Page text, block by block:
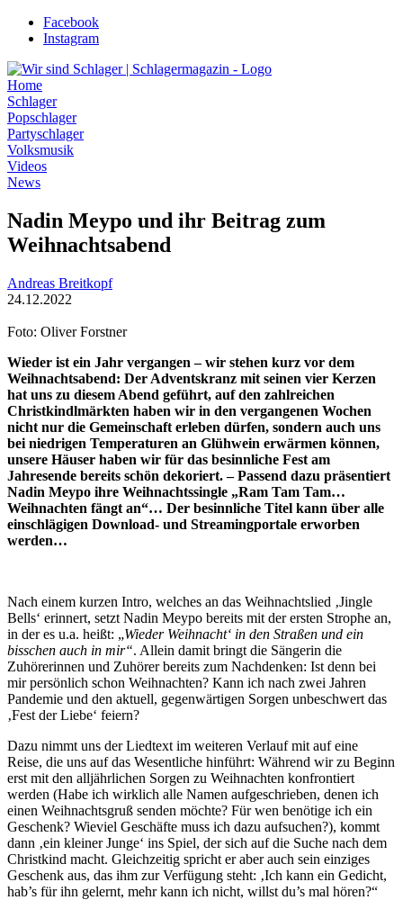
Zum
Inhalt
Facebook
Instagram
Home
Schlager
Popschlager
Partyschlager
Volksmusik
Videos
News
Nadin Meypo und ihr Beitrag zum
Weihnachtsabend
Andreas Breitkopf
24.12.2022
Foto: Oliver Forstner
Wieder ist ein Jahr vergangen – wir stehen kurz vor dem
Weihnachtsabend: Der Adventskranz mit seinen vier Kerzen
hat uns zu diesem Abend geführt, auf den zahlreichen
Christkindlmärkten haben wir in den vergangenen Wochen
nicht nur die Gemeinschaft erleben dürfen, sondern auch uns
bei niedrigen Temperaturen an Glühwein erwärmen können,
unsere Häuser haben wir für das besinnliche Fest am
Jahresende bereits schön dekoriert. – Passend dazu präsentiert
Nadin Meypo ihre Weihnachtssingle „Ram Tam Tam…
Weihnachten fängt an“… Der besinnliche Titel kann über alle
einschlägigen Download- und Streamingportale erworben
werden…
Nach einem kurzen Intro, welches an das Weihnachtslied ‚Jingle
Bells‘ erinnert, setzt Nadin Meypo bereits mit der ersten Strophe an,
in der es u.a. heißt: „Wieder Weihnacht‘ in den Straßen und ein
bisschen auch in mir“. Allein damit bringt die Sängerin die
Zuhörerinnen und Zuhörer bereits zum Nachdenken: Ist denn bei
mir persönlich schon Weihnachten? Kann ich nach zwei Jahren
Pandemie und den aktuell, gegenwärtigen Sorgen unbeschwert das
‚Fest der Liebe‘ feiern?
Dazu nimmt uns der Liedtext im weiteren Verlauf mit auf eine
Reise, die uns auf das Wesentliche hinführt: Während wir zu Beginn
erst mit den alljährlichen Sorgen zu Weihnachten konfrontiert
werden (Habe ich wirklich alle Namen aufgeschrieben, denen ich
einen Weihnachtsgruß senden möchte? Für wen benötige ich ein
Geschenk? Wieviel Geschäfte muss ich dazu aufsuchen?), kommt
dann ‚ein kleiner Junge‘ ins Spiel, der sich auf die Suche nach dem
Christkind macht. Gleichzeitig spricht er aber auch sein einziges
Geschenk aus, das ihm zur Verfügung steht: ‚Ich kann ein Gedicht,
hab’s für ihn gelernt, mehr kann ich nicht, willst du’s mal hören?“